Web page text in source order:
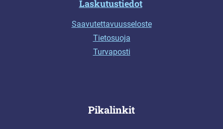
Laskutustiedot
Saavutettavuusseloste
Tietosuoja
Turvaposti
Pikalinkit